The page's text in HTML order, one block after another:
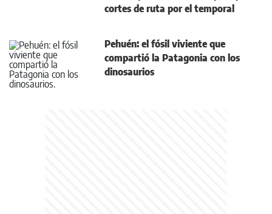
cortes de ruta por el temporal
Pehuén: el fósil viviente que
compartió la Patagonia con los
dinosaurios